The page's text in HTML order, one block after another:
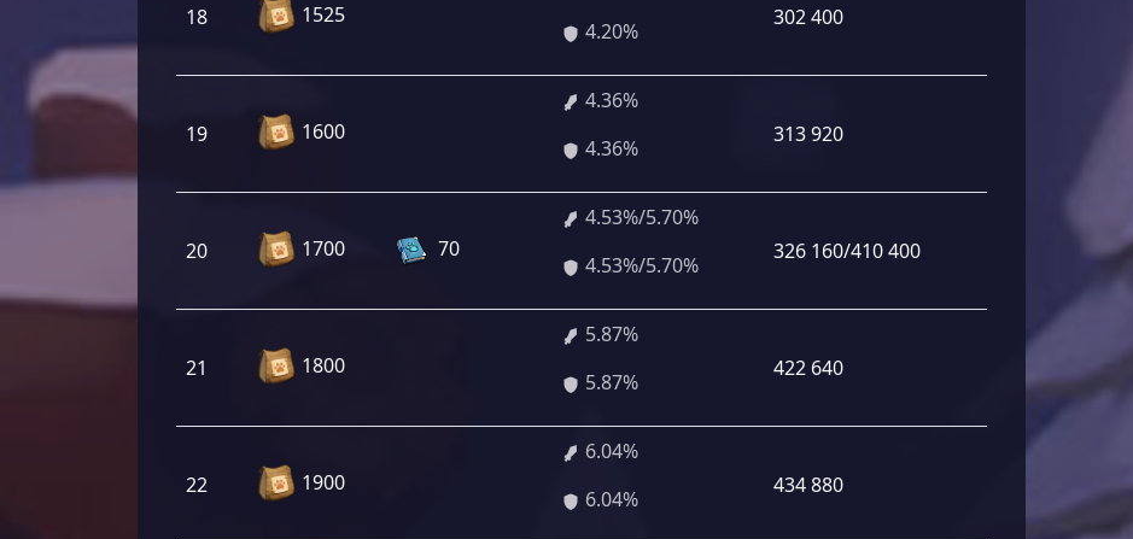
18 1525
4.20%
302 400
19 1600
4.36%
4.36%
313 920
20 1700 70
4.53%/5.70%
4.53%/5.70%
326 160/410 400
21 1800
5.87%
5.87%
422 640
22 1900
6.04%
6.04%
434 880